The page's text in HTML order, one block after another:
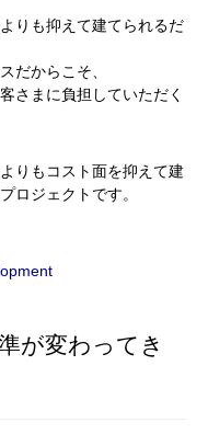
りも抑えて建てられるだ
だからこそ、
さまに負担していただく
りもコスト面を抑えて建
ロジェクトです。
が変わってき